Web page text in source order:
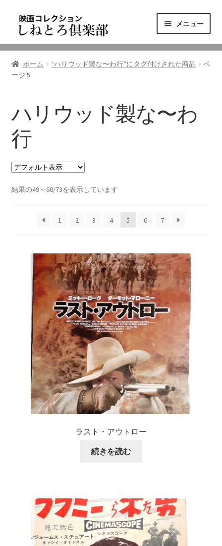
ゲ
シ
ス
キ
ッ
テ
ツ
ッ
プ
メニュー
ニュース
映画コレクション
しねとろ倶楽部について
ホーム “ハリウッド製な〜わ行”にタグ付けされた商品
ペ
ージ 5
ハリウッド製な〜わ
行
結果の49～60/73を表示しています
1 2 3 4 5 6 7
ラスト・アウトロー
続きを読む